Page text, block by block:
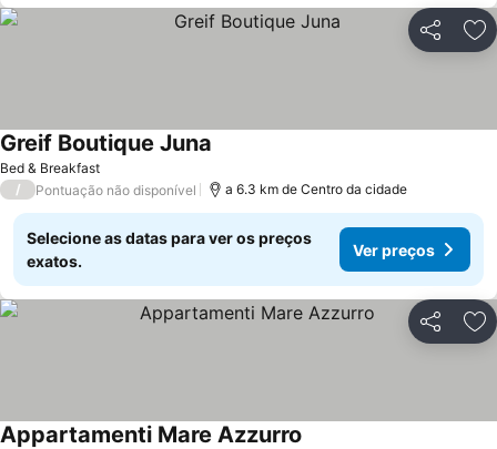
Partilhar
Bed & Breakfast
Greif Boutique Juna
/ Pontuação não disponível a 6.3 km de Centro da cidade
Selecione as datas para ver os preços
exatos.
Ver preços
Partilhar
Appartamenti Mare Azzurro